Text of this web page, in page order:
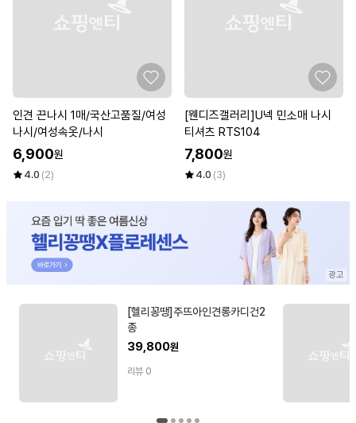
인견 끈나시 1매/국산고품질/여성
나시/여성속옷/나시
6,900원
4.0 (2)
[웬디즈갤러리]U넥 민소매 나시
티셔츠 RTS104
7,800원
4.0 (3)
[헬리꽁땡]주뜨아인견롱카디건2
종
39,800원
리뷰 0